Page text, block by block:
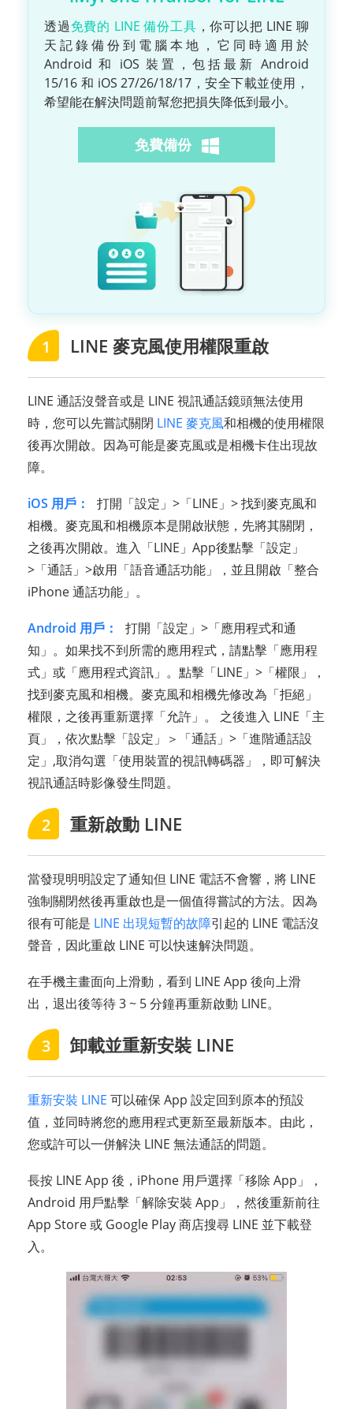
透過免費的 LINE 備份工具 ，你可以把 LINE 聊
天記錄備份到電腦本地，它同時適用於
Android 和 iOS 裝置，包括最新 Android
15/16 和 iOS 27/26/18/17，安全下載並使用，
希望能在解決問題前幫您把損失降低到最小。
免費備份
1 LINE 麥克風使用權限重啟
LINE 通話沒聲音或是 LINE 視訊通話鏡頭無法使用
時，您可以先嘗試關閉 LINE 麥克風和相機的使用權限
後再次開啟。因為可能是麥克風或是相機卡住出現故
障。
iOS 用戶：
打開「設定」>「LINE」> 找到麥克風和
相機。麥克風和相機原本是開啟狀態，先將其關閉，
之後再次開啟。進入「LINE」App後點擊「設定」
>「通話」>啟用「語音通話功能」，並且開啟「整合
iPhone 通話功能」。
Android 用戶：
打開「設定」>「應用程式和通
知」。如果找不到所需的應用程式，請點擊「應用程
式」或「應用程式資訊」。點擊「LINE」>「權限」，
找到麥克風和相機。麥克風和相機先修改為「拒絕」
權限，之後再重新選擇「允許」。 之後進入 LINE「主
頁」，依次點擊「設定」＞「通話」>「進階通話設
定」,取消勾選「使用裝置的視訊轉碼器」，即可解決
視訊通話時影像發生問題。
2 重新啟動 LINE
當發現明明設定了通知但 LINE 電話不會響，將 LINE
強制關閉然後再重啟也是一個值得嘗試的方法。因為
很有可能是 LINE 出現短暫的故障引起的 LINE 電話沒
聲音，因此重啟 LINE 可以快速解決問題。
在手機主畫面向上滑動，看到 LINE App 後向上滑
出，退出後等待 3 ~ 5 分鐘再重新啟動 LINE。
3 卸載並重新安裝 LINE
重新安裝 LINE 可以確保 App 設定回到原本的預設
值，並同時將您的應用程式更新至最新版本。由此，
您或許可以一併解決 LINE 無法通話的問題。
長按 LINE App 後，iPhone 用戶選擇「移除 App」，
Android 用戶點擊「解除安裝 App」，然後重新前往
App Store 或 Google Play 商店搜尋 LINE 並下載登
入。